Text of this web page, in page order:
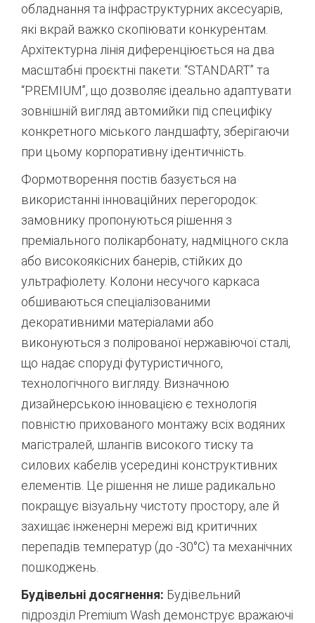
обладнання та інфраструктурних аксесуарів,
які вкрай важко скопіювати конкурентам.
Архітектурна лінія диференціюється на два
масштабні проєктні пакети: “STANDART” та
“PREMIUM”, що дозволяє ідеально адаптувати
зовнішній вигляд автомийки під специфіку
конкретного міського ландшафту, зберігаючи
при цьому корпоративну ідентичність.
Формотворення постів базується на
використанні інноваційних перегородок:
замовнику пропонуються рішення з
преміального полікарбонату, надміцного скла
або високоякісних банерів, стійких до
ультрафіолету. Колони несучого каркаса
обшиваються спеціалізованими
декоративними матеріалами або
виконуються з полірованої нержавіючої сталі,
що надає споруді футуристичного,
технологічного вигляду. Визначною
дизайнерською інновацією є технологія
повністю прихованого монтажу всіх водяних
магістралей, шлангів високого тиску та
силових кабелів усередині конструктивних
елементів. Це рішення не лише радикально
покращує візуальну чистоту простору, але й
захищає інженерні мережі від критичних
перепадів температур (до -30°C) та механічних
пошкоджень.
Будівельні досягнення: Будівельний
підрозділ Premium Wash демонструє вражаючі